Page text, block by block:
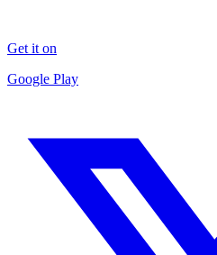
Get it on
Google Play